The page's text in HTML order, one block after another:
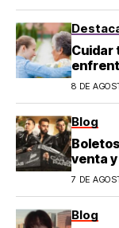
Cuidar
8 DE
Blog
venta
7 DE
Blog